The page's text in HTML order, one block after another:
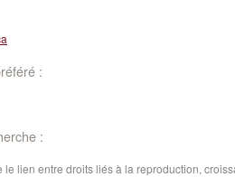
:
:
lien entre droits liés à la reproduction,